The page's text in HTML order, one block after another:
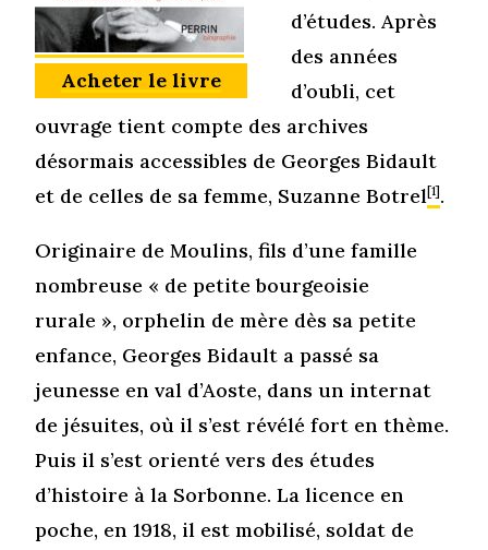
Acheter le livre
d’études. Après
des années
d’oubli, cet
ouvrage tient compte des archives
désormais accessibles de Georges Bidault
et de celles de sa femme, Suzanne Botrel[1].
Originaire de Moulins, fils d’une famille
nombreuse « de petite bourgeoisie
rurale », orphelin de mère dès sa petite
enfance, Georges Bidault a passé sa
jeunesse en val d’Aoste, dans un internat
de jésuites, où il s’est révélé fort en thème.
Puis il s’est orienté vers des études
d’histoire à la Sorbonne. La licence en
poche, en 1918, il est mobilisé, soldat de